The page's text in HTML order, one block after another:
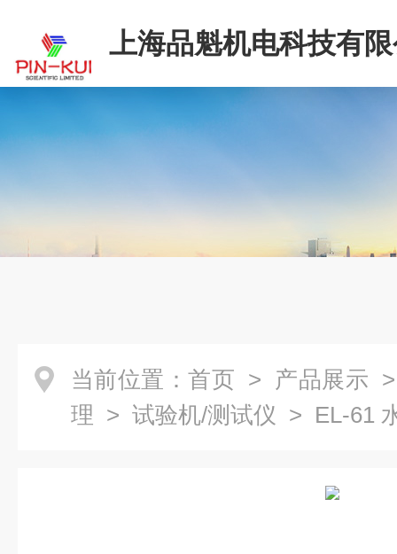
上海品魁机电科技有
当前位置： 首页 > 产品展示
理 > 试验机/测试仪 > EL-61